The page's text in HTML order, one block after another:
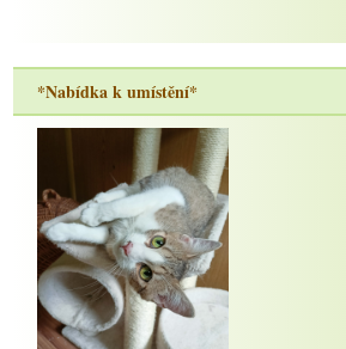
*Nabídka k umístění*